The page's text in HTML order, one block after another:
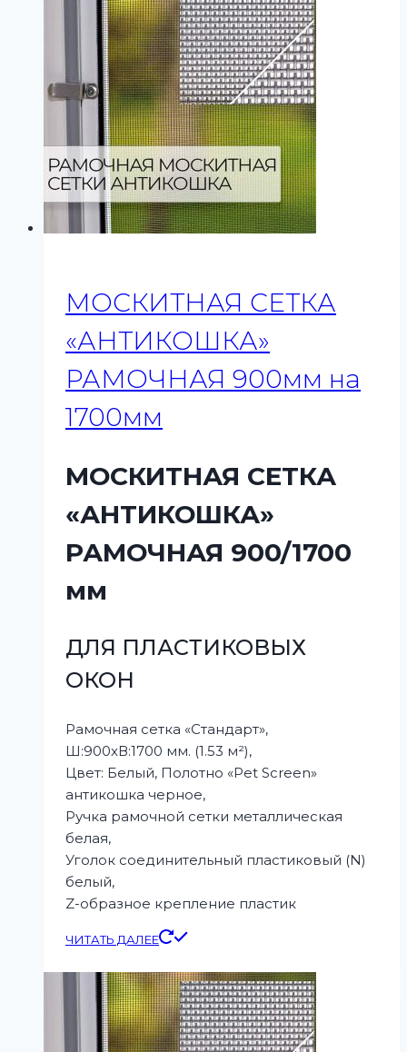
МОСКИТНАЯ СЕТКА
«АНТИКОШКА»
РАМОЧНАЯ 900мм на
1700мм
МОСКИТНАЯ СЕТКА
«АНТИКОШКА»
РАМОЧНАЯ 900/1700
мм
ДЛЯ ПЛАСТИКОВЫХ
ОКОН
Рамочная сетка «Стандарт»,
Ш:900xВ:1700 мм. (1.53 м²),
Цвет: Белый, Полотно «Pet Screen»
антикошка черное,
Ручка рамочной сетки металлическая
белая,
Уголок соединительный пластиковый (N)
белый,
Z-образное крепление пластик
ЧИТАТЬ ДАЛЕЕ